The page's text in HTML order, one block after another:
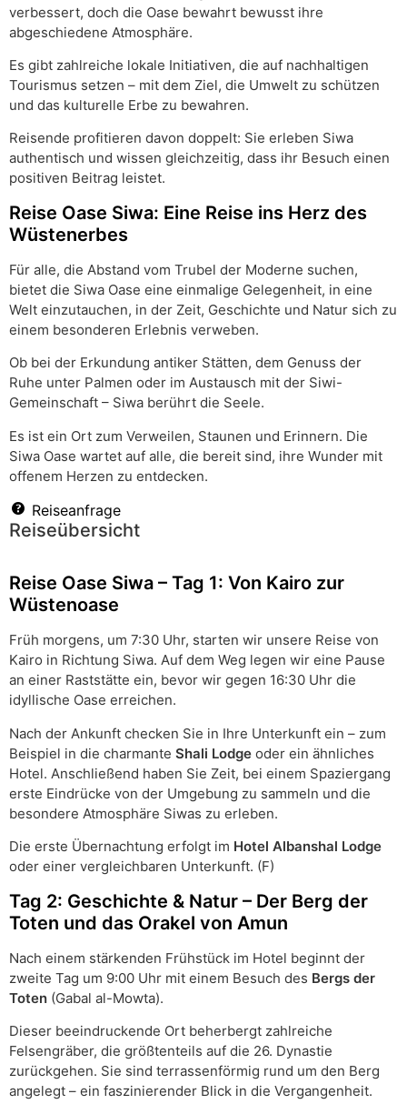
verbessert, doch die Oase bewahrt bewusst ihre
abgeschiedene Atmosphäre.
Es gibt zahlreiche lokale Initiativen, die auf nachhaltigen
Tourismus setzen – mit dem Ziel, die Umwelt zu schützen
und das kulturelle Erbe zu bewahren.
Reisende profitieren davon doppelt: Sie erleben Siwa
authentisch und wissen gleichzeitig, dass ihr Besuch einen
positiven Beitrag leistet.
Reise Oase Siwa: Eine Reise ins Herz des
Wüstenerbes
Für alle, die Abstand vom Trubel der Moderne suchen,
bietet die Siwa Oase eine einmalige Gelegenheit, in eine
Welt einzutauchen, in der Zeit, Geschichte und Natur sich zu
einem besonderen Erlebnis verweben.
Ob bei der Erkundung antiker Stätten, dem Genuss der
Ruhe unter Palmen oder im Austausch mit der Siwi-
Gemeinschaft – Siwa berührt die Seele.
Es ist ein Ort zum Verweilen, Staunen und Erinnern. Die
Siwa Oase wartet auf alle, die bereit sind, ihre Wunder mit
offenem Herzen zu entdecken.
Reiseanfrage
Reiseübersicht
Reise Oase Siwa – Tag 1: Von Kairo zur
Wüstenoase
Früh morgens, um 7:30 Uhr, starten wir unsere Reise von
Kairo in Richtung Siwa. Auf dem Weg legen wir eine Pause
an einer Raststätte ein, bevor wir gegen 16:30 Uhr die
idyllische Oase erreichen.
Nach der Ankunft checken Sie in Ihre Unterkunft ein – zum
Beispiel in die charmante Shali Lodge oder ein ähnliches
Hotel. Anschließend haben Sie Zeit, bei einem Spaziergang
erste Eindrücke von der Umgebung zu sammeln und die
besondere Atmosphäre Siwas zu erleben.
Die erste Übernachtung erfolgt im Hotel Albanshal Lodge
oder einer vergleichbaren Unterkunft. (F)
Tag 2: Geschichte & Natur – Der Berg der
Toten und das Orakel von Amun
Nach einem stärkenden Frühstück im Hotel beginnt der
zweite Tag um 9:00 Uhr mit einem Besuch des Bergs der
Toten (Gabal al-Mowta).
Dieser beeindruckende Ort beherbergt zahlreiche
Felsengräber, die größtenteils auf die 26. Dynastie
zurückgehen. Sie sind terrassenförmig rund um den Berg
angelegt – ein faszinierender Blick in die Vergangenheit.